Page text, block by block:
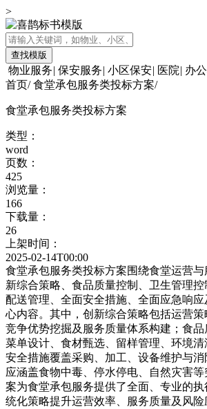
>
查找模版
物业服务| 保安服务| 小区保安| 医院| 办
首页/ 食堂承包服务类投标方案/
食堂承包服务类投标方案
类型：
word
页数：
425
浏览量：
166
下载量：
26
上架时间：
2025-02-14T00:00
食堂承包服务类投标方案围绕食堂运营与
新综合策略、食品质量控制、卫生管理控
配送管理、全面安全措施、全面应急响
心内容。其中，创新综合策略包括运营策
竞争优势挖掘及服务质量体系构建；食品
菜单设计、食材甄选、留样管理、环境清
安全措施覆盖采购、加工、设备维护与
应涵盖食物中毒、停水停电、自然灾害
案为食堂承包服务提供了全面、专业的
统化策略提升运营效率、服务质量及风